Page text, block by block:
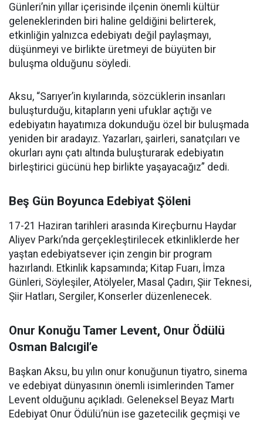
Günleri’nin yıllar içerisinde ilçenin önemli kültür
geleneklerinden biri haline geldiğini belirterek,
etkinliğin yalnızca edebiyatı değil paylaşmayı,
düşünmeyi ve birlikte üretmeyi de büyüten bir
buluşma olduğunu söyledi.
Aksu, “Sarıyer’in kıyılarında, sözcüklerin insanları
buluşturduğu, kitapların yeni ufuklar açtığı ve
edebiyatın hayatımıza dokunduğu özel bir buluşmada
yeniden bir aradayız. Yazarları, şairleri, sanatçıları ve
okurları aynı çatı altında buluşturarak edebiyatın
birleştirici gücünü hep birlikte yaşayacağız” dedi.
Beş Gün Boyunca Edebiyat Şöleni
17-21 Haziran tarihleri arasında Kireçburnu Haydar
Aliyev Parkı’nda gerçekleştirilecek etkinliklerde her
yaştan edebiyatsever için zengin bir program
hazırlandı. Etkinlik kapsamında; Kitap Fuarı, İmza
Günleri, Söyleşiler, Atölyeler, Masal Çadırı, Şiir Teknesi,
Şiir Hatları, Sergiler, Konserler düzenlenecek.
Onur Konuğu Tamer Levent, Onur Ödülü
Osman Balcıgil’e
Başkan Aksu, bu yılın onur konuğunun tiyatro, sinema
ve edebiyat dünyasının önemli isimlerinden Tamer
Levent olduğunu açıkladı. Geleneksel Beyaz Martı
Edebiyat Onur Ödülü’nün ise gazetecilik geçmişi ve